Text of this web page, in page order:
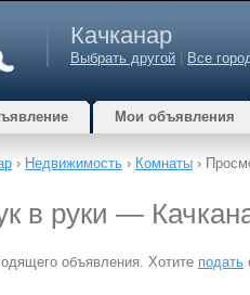
Качканар
Выбрать другой Все
Мои объявления
› Недвижимость › Комнаты ›
в руки —
объявления. Хотите подать